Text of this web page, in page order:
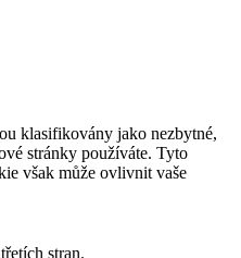
klasifikovány jako nezbytné,
stránky používáte. Tyto
však může ovlivnit vaše
stran.